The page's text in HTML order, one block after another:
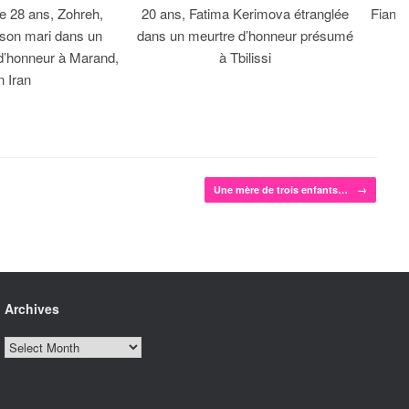
28 ans, Zohreh,
mari dans un
à Marand,
Iran
20 ans, Fatima Kerimova étranglée
dans un meurtre d’honneur présumé
à Tbilissi
Une mère de trois enfants… →
Archives
Archives